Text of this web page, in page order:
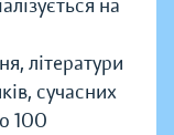
на
літератури
сучасних
100